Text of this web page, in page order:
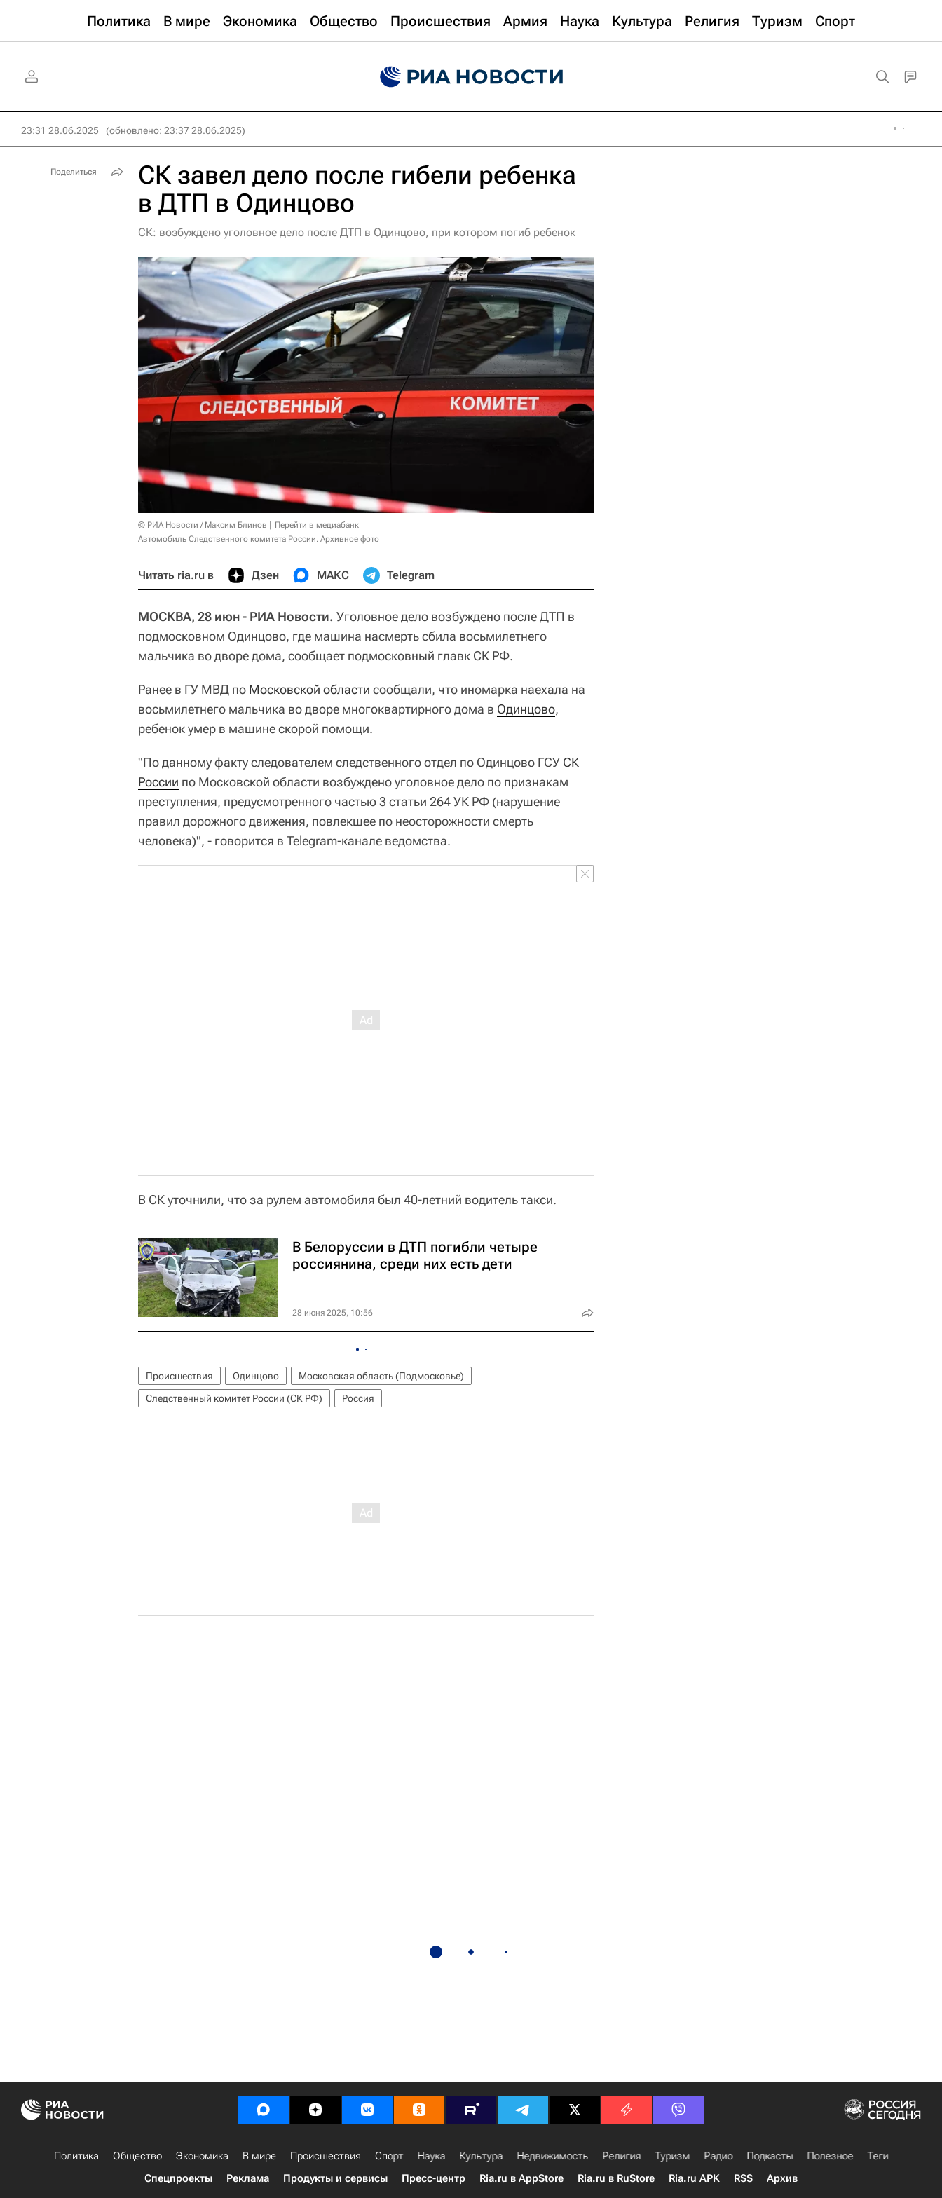
Политика В мире Экономика Общество Происшествия Армия Наука Культура Религия Туризм Спорт
23:31 28.06.2025 (обновлено: 23:37 28.06.2025)
СК завел дело после гибели ребенка
в ДТП в Одинцово
СК: возбуждено уголовное дело после ДТП в Одинцово, при котором погиб ребенок
© РИА Новости / Максим Блинов
Перейти в медиабанк
Автомобиль Следственного комитета России. Архивное фото
Читать ria.ru в Дзен МАКС Telegram
МОСКВА, 28 июн - РИА Новости. Уголовное дело возбуждено после ДТП в
подмосковном Одинцово, где машина насмерть сбила восьмилетнего
мальчика во дворе дома, сообщает подмосковный главк СК РФ.
Ранее в ГУ МВД по Московской области сообщали, что иномарка наехала на
восьмилетнего мальчика во дворе многоквартирного дома в Одинцово,
ребенок умер в машине скорой помощи.
"По данному факту следователем следственного отдел по Одинцово ГСУ СК
России по Московской области возбуждено уголовное дело по признакам
преступления, предусмотренного частью 3 статьи 264 УК РФ (нарушение
правил дорожного движения, повлекшее по неосторожности смерть
человека)", - говорится в Telegram-канале ведомства.
В СК уточнили, что за рулем автомобиля был 40-летний водитель такси.
В Белоруссии в ДТП погибли четыре
россиянина, среди них есть дети
28 июня 2025, 10:56
Происшествия Одинцово
Московская область (Подмосковье)
Следственный комитет России (СК РФ)
Россия
Поделиться
Политика Общество Экономика В мире Происшествия Спорт Наука Культура Недвижимость Религия Туризм Радио Подкасты Полезное
Теги
Спецпроекты
Реклама Продукты и сервисы Пресс-центр Ria.ru в AppStore Ria.ru в RuStore Ria.ru APK RSS Архив